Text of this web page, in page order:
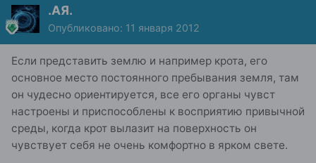
.АЯ.
Опубликовано: 11 января 2012
Если представить землю и например крота, его
основное место постоянного пребывания земля, там
он чудесно ориентируется, все его органы чувст
настроены и приспособлены к восприятию привычной
среды, когда крот вылазит на поверхность он
чувствует себя не очень комфортно в ярком свете.